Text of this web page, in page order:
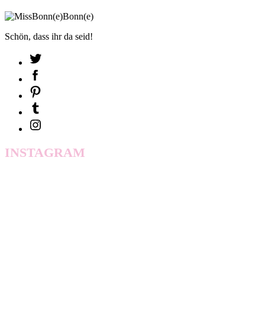
Schön, dass ihr da seid!
INSTAGRAM